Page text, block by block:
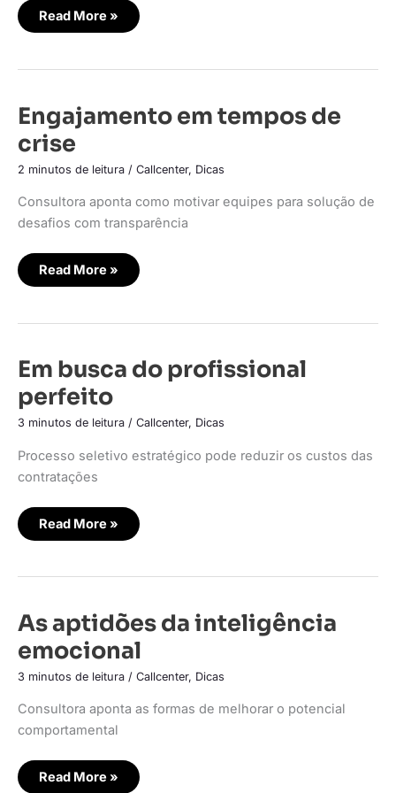
Read More »
Engajamento em tempos de
crise
2 minutos de leitura / Callcenter, Dicas
Consultora aponta como motivar equipes para solução de
desafios com transparência
Engajamento
em
tempos
de
crise
Read More »
Em busca do profissional
perfeito
3 minutos de leitura / Callcenter, Dicas
Processo seletivo estratégico pode reduzir os custos das
contratações
Em
busca
profissional
perfeito
Read More »
As aptidões da inteligência
emocional
3 minutos de leitura / Callcenter, Dicas
Consultora aponta as formas de melhorar o potencial
comportamental
As
aptidões
inteligência
emocional
Read More »